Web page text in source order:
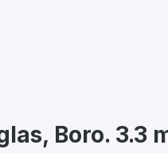
Boro. 3.3